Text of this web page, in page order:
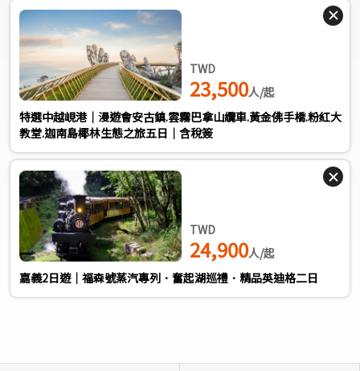
TWD
23,500人/起
特選中越峴港｜漫遊會安古鎮.雲霧巴拿山纜車.黃金佛手橋.粉紅大
教堂.迦南島椰林生態之旅五日｜含稅簽
TWD
24,900人/起
嘉義2日遊｜福森號蒸汽專列．奮起湖巡禮．精品英迪格二日